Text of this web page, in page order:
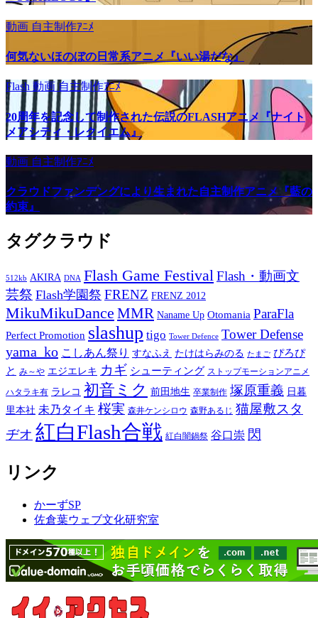
動画 自主制作ｱﾆﾒ
何気ないほのぼの日常系アニメ『いい湯だな』
Flash 動画自主制作ｱﾆﾒ
20周年を記念して制作された伝説のFLASHアニメ『ナイト
メアシティ・レクイエム』
動画 自主制作ｱﾆﾒ
クラウドファンデングにより生まれた自主制作アニメ『藍の
約束』
タグクラウド
512kb AKIRA DNA Flash Game FestivalFlash・動画文
芸祭 Flash学園祭 FRENZ FRENZ 2012
MikuMikuDance MMR Naname Up Otomania ParaFla
Perfect Promotion slashup tigo Tower Defence Tower Defense
yama_ko こしあん祭り すなふえ たけはらみのる たまご ぴろぴ
と み～や エジエレキ カギ シューティング ストップモーションアニメ
ハタラキ有 ラレコ 初音ミク 前田地生 卒業制作 塚原重義 日暮
里本社 未乃タイキ 桜実 森井ケンシロウ 森野あるじ 猫屋敷スタ
ヂオ 紅白Flash合戦 紅白闇鍋祭 谷口崇 閃
リンク
かーずSP
佐倉葉ウェブ文化研究室